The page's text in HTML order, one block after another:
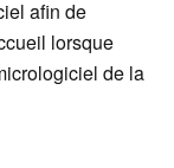
afin de
lorsque
de la